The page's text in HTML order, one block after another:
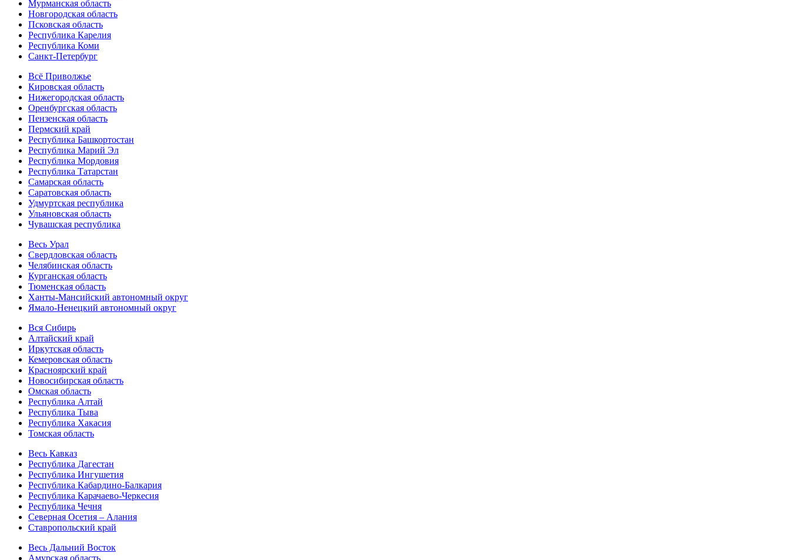
Мурманская область
Новгородская область
Псковская область
Республика Карелия
Республика Коми
Санкт-Петербург
Всё Приволжье
Кировская область
Нижегородская область
Оренбургская область
Пензенская область
Пермский край
Республика Башкортостан
Республика Марий Эл
Республика Мордовия
Республика Татарстан
Самарская область
Саратовская область
Удмуртская республика
Ульяновская область
Чувашская республика
Весь Урал
Свердловская область
Челябинская область
Курганская область
Тюменская область
Ханты-Мансийский автономный округ
Ямало-Ненецкий автономный округ
Вся Сибирь
Алтайский край
Иркутская область
Кемеровская область
Красноярский край
Новосибирская область
Омская область
Республика Алтай
Республика Тыва
Республика Хакасия
Томская область
Весь Кавказ
Республика Дагестан
Республика Ингушетия
Республика Кабардино-Балкария
Республика Карачаево-Черкесия
Республика Чечня
Северная Осетия – Алания
Ставропольский край
Весь Дальний Восток
Амурская область